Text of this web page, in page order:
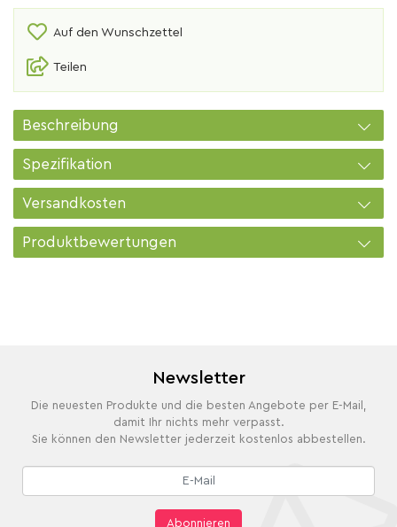
Auf den Wunschzettel
Teilen
Beschreibung
Spezifikation
Versandkosten
Produktbewertungen
Newsletter
Die neuesten Produkte und die besten Angebote per E-Mail,
damit Ihr nichts mehr verpasst.
Sie können den Newsletter jederzeit kostenlos abbestellen.
Abonnieren